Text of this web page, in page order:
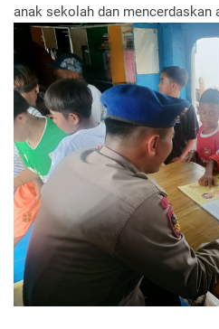
anak sekolah dan mencerdaskan